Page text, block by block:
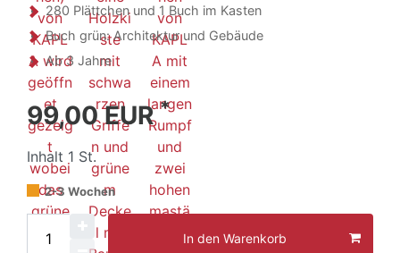
280 Plättchen und 1 Buch im Kasten
Buch grün: Architektur und Gebäude
Ab 3 Jahre
99,00 EUR*
Inhalt 1 St.
2-3 Wochen
In den Warenkorb